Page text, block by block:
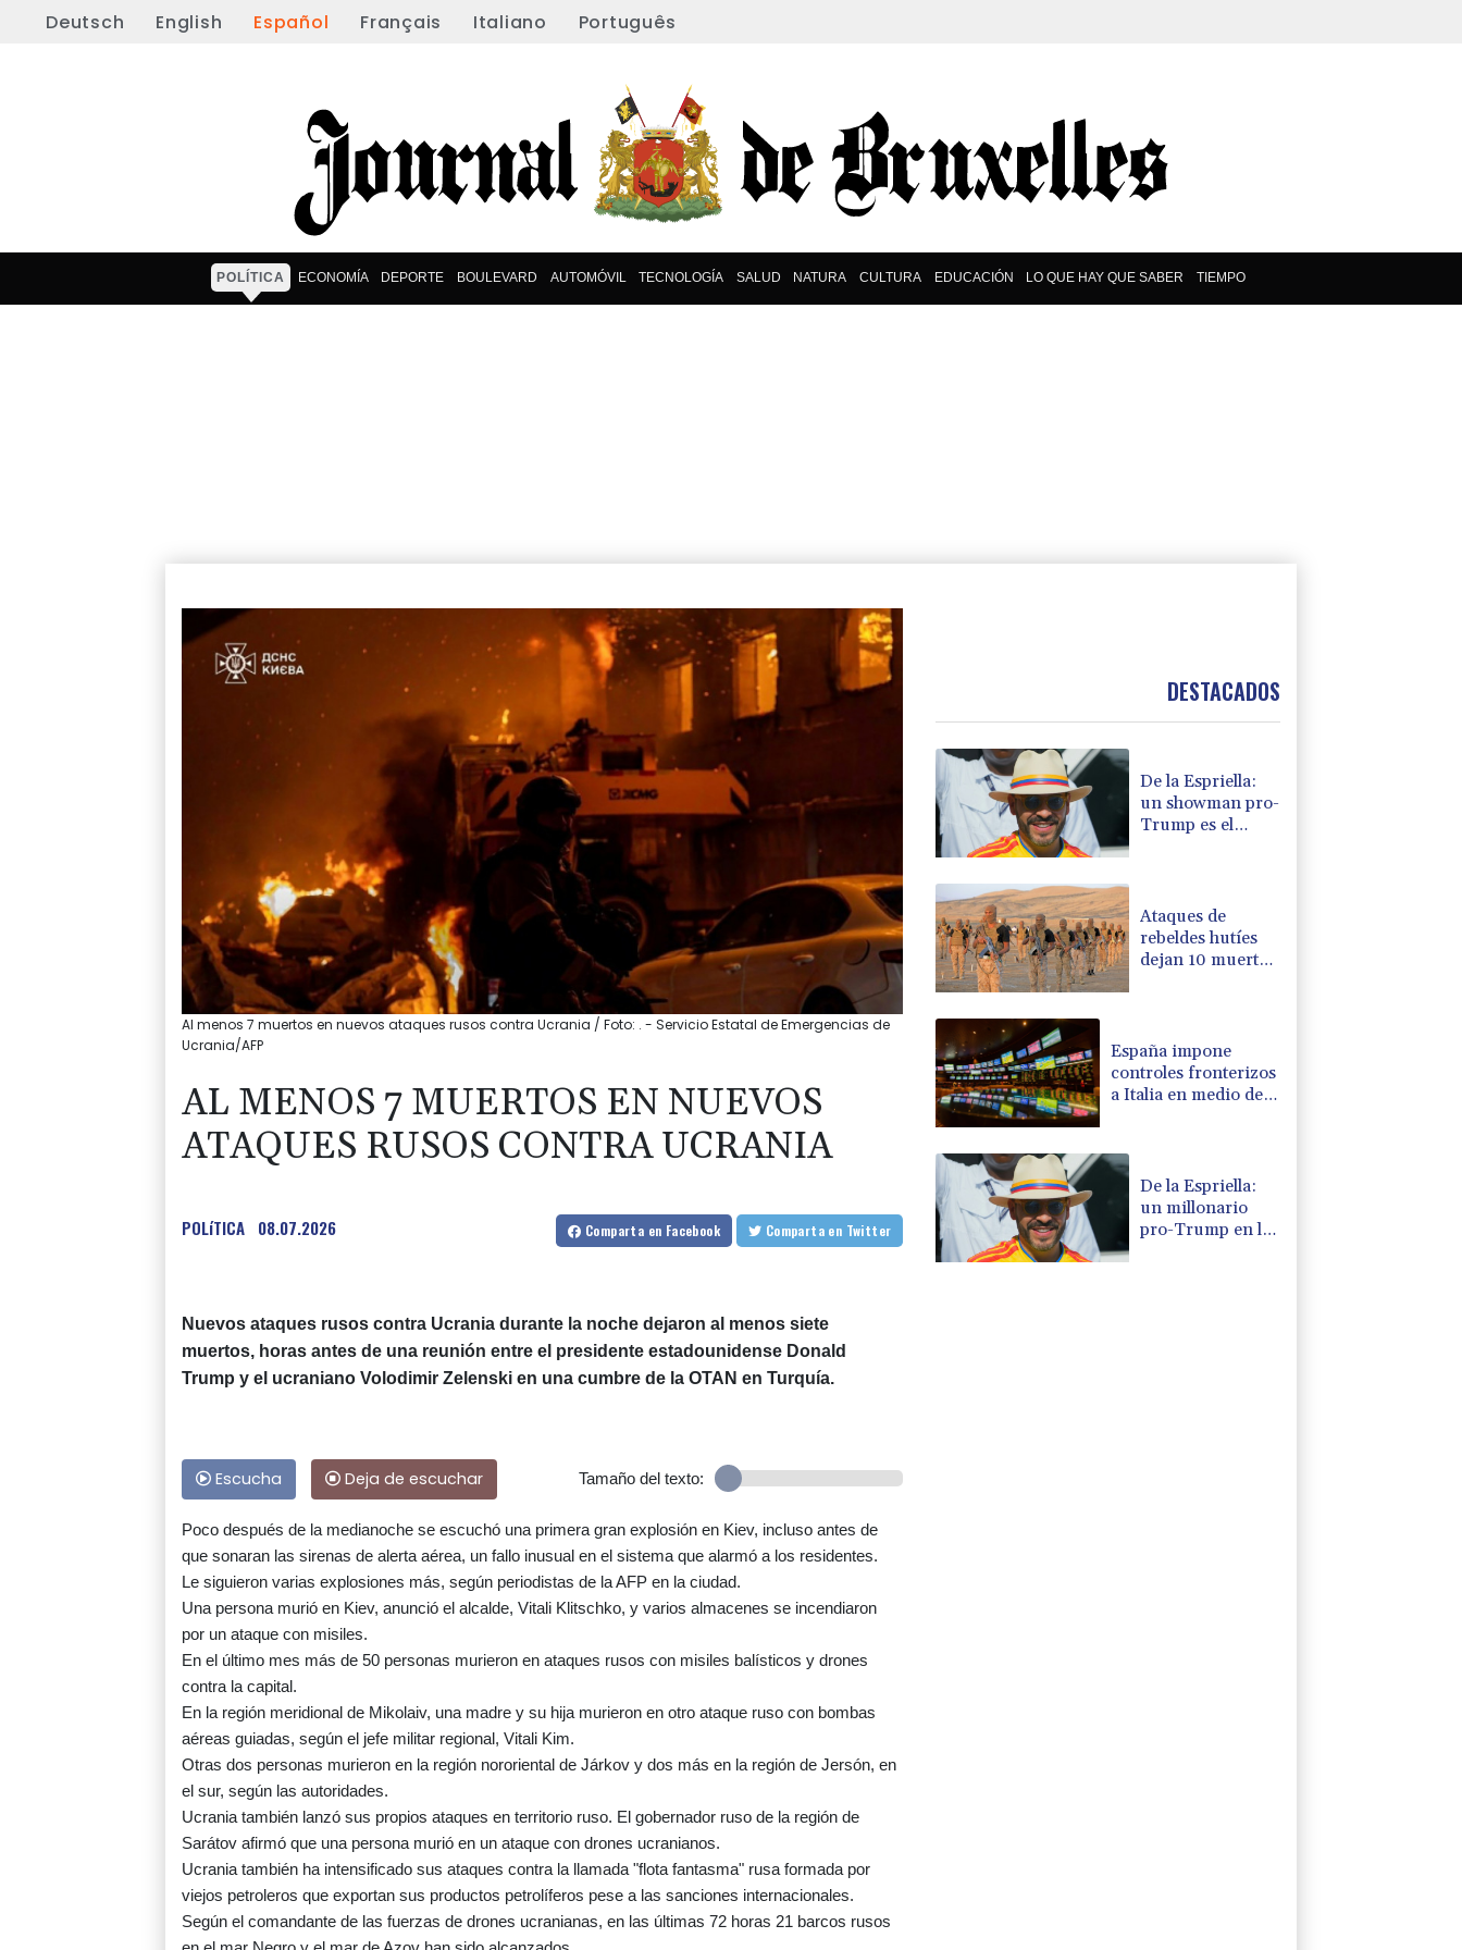
Deutsch English Español Français Italiano Português
POLÍTICA ECONOMÍA DEPORTE BOULEVARD AUTOMÓVIL TECNOLOGÍA SALUD NATURA CULTURA EDUCACIÓN LO QUE HAY QUE SABER TIEMPO
Al menos 7 muertos en nuevos ataques rusos contra Ucrania / Foto: . - Servicio Estatal de Emergencias de
Ucrania/AFP
AL MENOS 7 MUERTOS EN NUEVOS
ATAQUES RUSOS CONTRA UCRANIA
POLíTICA 08.07.2026 Comparta en Facebook Comparta en Twitter
Nuevos ataques rusos contra Ucrania durante la noche dejaron al menos siete
muertos, horas antes de una reunión entre el presidente estadounidense Donald
Trump y el ucraniano Volodimir Zelenski en una cumbre de la OTAN en Turquía.
Escucha Deja de escuchar Tamaño del texto:
Poco después de la medianoche se escuchó una primera gran explosión en Kiev, incluso antes de
que sonaran las sirenas de alerta aérea, un fallo inusual en el sistema que alarmó a los residentes.
Le siguieron varias explosiones más, según periodistas de la AFP en la ciudad.
Una persona murió en Kiev, anunció el alcalde, Vitali Klitschko, y varios almacenes se incendiaron
por un ataque con misiles.
En el último mes más de 50 personas murieron en ataques rusos con misiles balísticos y drones
contra la capital.
En la región meridional de Mikolaiv, una madre y su hija murieron en otro ataque ruso con bombas
aéreas guiadas, según el jefe militar regional, Vitali Kim.
Otras dos personas murieron en la región nororiental de Járkov y dos más en la región de Jersón, en
el sur, según las autoridades.
Ucrania también lanzó sus propios ataques en territorio ruso. El gobernador ruso de la región de
Sarátov afirmó que una persona murió en un ataque con drones ucranianos.
Ucrania también ha intensificado sus ataques contra la llamada "flota fantasma" rusa formada por
viejos petroleros que exportan sus productos petrolíferos pese a las sanciones internacionales.
Según el comandante de las fuerzas de drones ucranianas, en las últimas 72 horas 21 barcos rusos
DESTACADOS
De la Espriella:
un showman pro-
Trump es el
Ataques de
rebeldes hutíes
dejan 10 muertos
España impone
controles fronterizos
a Italia en medio de
De la Espriella:
un millonario
pro-Trump en la